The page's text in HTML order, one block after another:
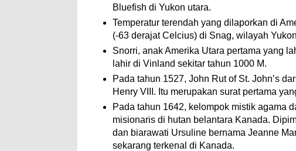
Bluefish di Yukon utara.
Temperatur terendah yang dilaporkan di
(-63 derajat Celcius) di Snag, wilayah
Snorri, anak Amerika Utara pertama yang
lahir di Vinland sekitar tahun 1000 M.
Pada tahun 1527, John Rut of St. John’s
Henry VIII. Itu merupakan surat pertama
Pada tahun 1642, kelompok mistik agama
misionaris di hutan belantara Kanada.
dan biarawati Ursuline bernama Jeanne
sekarang terkenal di Kanada.